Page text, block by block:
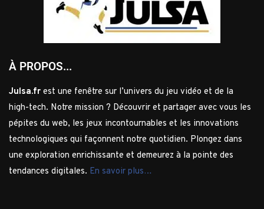
À PROPOS...
Julsa.fr est une fenêtre sur l’univers du jeu vidéo et de la
high-tech. Notre mission ? Découvrir et partager avec vous les
pépites du web, les jeux incontournables et les innovations
technologiques qui façonnent notre quotidien. Plongez dans
une exploration enrichissante et demeurez à la pointe des
tendances digitales. En savoir plus…